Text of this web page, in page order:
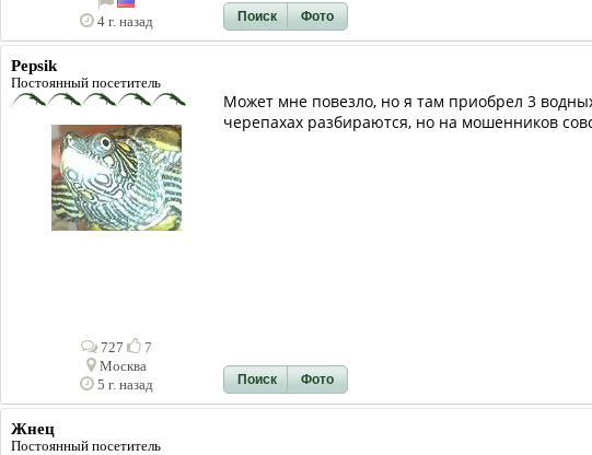
4 г. назад Поиск Фото
Pepsik
Постоянный посетитель
727
7
Москва
5 г. назад
Может мне повезло, но я там приобрел 3
черепахах разбираются, но на мошенников
Поиск Фото
Жнец
Постоянный посетитель